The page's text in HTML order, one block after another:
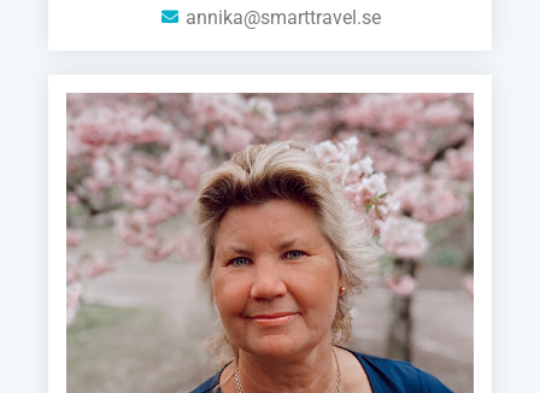
annika@smarttravel.se